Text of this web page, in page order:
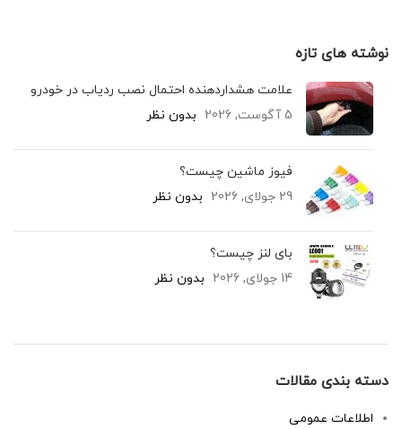
نوشته های تازه
علامت هشداردهنده احتمال نصب ردیاب در خودرو
5 آگوست, 2026
بدون نظر
فیوز ماشین چیست؟
29 جولای, 2026
بدون نظر
بای لنز چیست؟
14 جولای, 2026
بدون نظر
دسته بندی مقالات
اطلاعات عمومی